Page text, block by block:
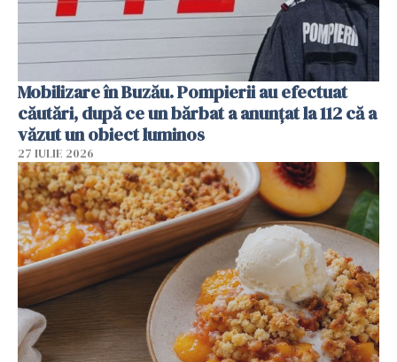
Mobilizare în Buzău. Pompierii au efectuat
căutări, după ce un bărbat a anunțat la 112 că a
văzut un obiect luminos
27 IULIE 2026